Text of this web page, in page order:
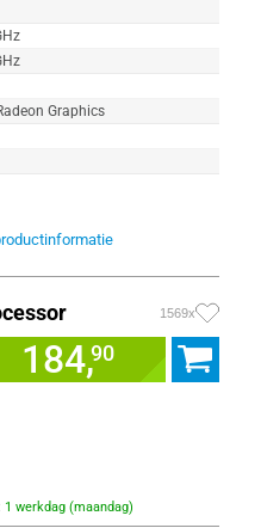
Graphics
1569x
184,90
1 werkdag (maandag)